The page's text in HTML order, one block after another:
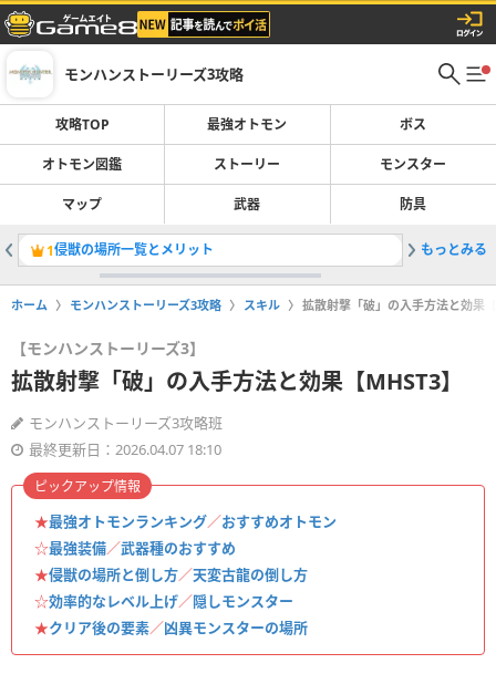
モンハンストーリーズ3攻略
攻略TOP 最強オトモン ボス
オトモン図鑑 ストーリー モンスター
マップ 武器 防具
1侵獣の場所一覧とメリット 2隠しモ
もっとみる
ホーム モンハンストーリーズ3攻略 スキル 拡散射撃「破」の入手方法と効果
【モンハンストーリーズ3】
拡散射撃「破」の入手方法と効果【MHST3】
モンハンストーリーズ3攻略班
最終更新日：2026.04.07 18:10
★最強オトモンランキング／おすすめオトモン
☆最強装備／武器種のおすすめ
★侵獣の場所と倒し方／天変古龍の倒し方
☆効率的なレベル上げ／隠しモンスター
★クリア後の要素／凶異モンスターの場所
ピックアップ情報